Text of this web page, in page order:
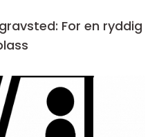
For en ryddig